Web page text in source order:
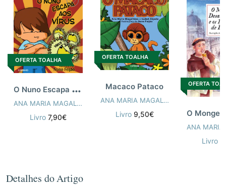
OFERTA TOALHA
O
Nuno Escapa aos Vírus
ANA MARIA MAGALHÃES ISABEL ALÇADA,NUNO FEIJÃO
Livro 7,90€
OFERTA TOALHA
Macaco Pataco
ANA MARIA MAGALHÃES
Livro 9,50€
OFERTA
Livro
Detalhes do Artigo